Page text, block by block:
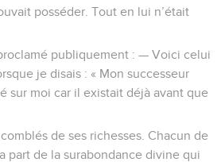
posséder. Tout en lui n’était
publiquement : — Voici celui
je disais : « Mon successeur
sur moi car il existait déjà avant que
de ses richesses. Chacun de
part de la surabondance divine qui